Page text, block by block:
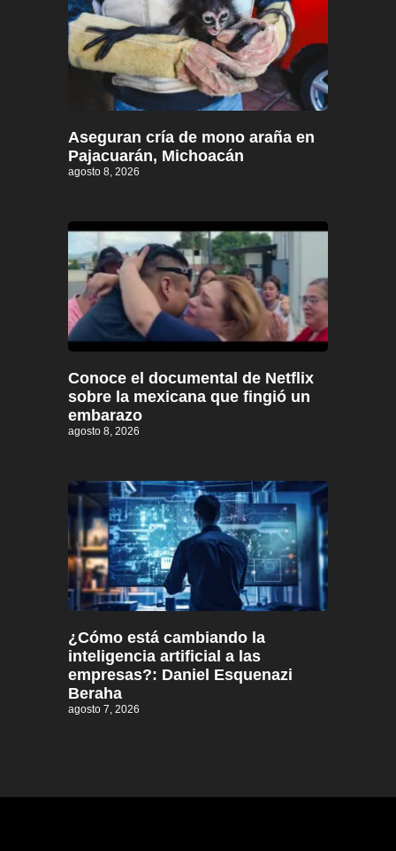
Aseguran cría de mono araña en
Pajacuarán, Michoacán
agosto 8, 2026
Conoce el documental de Netflix
sobre la mexicana que fingió un
embarazo
agosto 8, 2026
¿Cómo está cambiando la
inteligencia artificial a las
empresas?: Daniel Esquenazi
Beraha
agosto 7, 2026